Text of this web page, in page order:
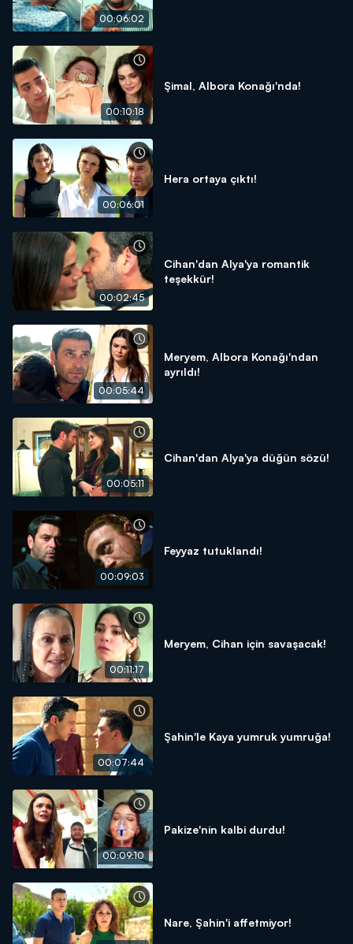
00:06:02
00:10:18
Şimal, Albora Konağı'nda!
00:06:01
Hera ortaya çıktı!
00:02:45
Cihan'dan Alya'ya romantik
teşekkür!
00:05:44
Meryem, Albora Konağı'ndan
ayrıldı!
00:05:11
Cihan'dan Alya'ya düğün sözü!
00:09:03
Feyyaz tutuklandı!
00:11:17
Meryem, Cihan için savaşacak!
00:07:44
Şahin'le Kaya yumruk yumruğa!
00:09:10
Pakize'nin kalbi durdu!
Nare, Şahin'i affetmiyor!